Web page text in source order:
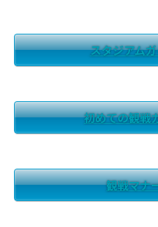
スタジアム
初めての観戦
観戦マナ